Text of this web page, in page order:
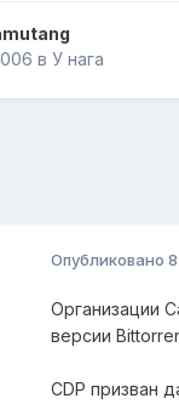
в У нага
Опубликовано
Организации
версии
CDP призван